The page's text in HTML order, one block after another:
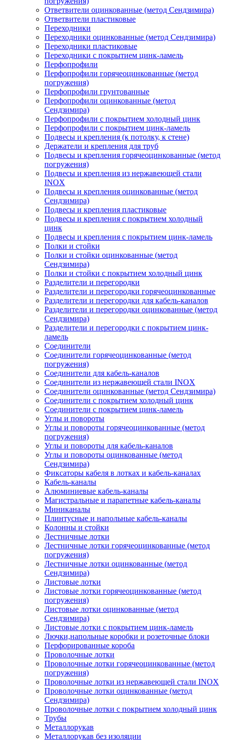
Ответвители оцинкованные (метод Сендзимира)
Ответвители пластиковые
Переходники
Переходники оцинкованные (метод Сендзимира)
Переходники пластиковые
Переходники с покрытием цинк-ламель
Перфопрофили
Перфопрофили горячеоцинкованные (метод
погружения)
Перфопрофили грунтованные
Перфопрофили оцинкованные (метод
Сендзимира)
Перфопрофили с покрытием холодный цинк
Перфопрофили с покрытием цинк-ламель
Подвесы и крепления (к потолку, к стене)
Держатели и крепления для труб
Подвесы и крепления горячеоцинкованные (метод
погружения)
Подвесы и крепления из нержавеющей стали
INOX
Подвесы и крепления оцинкованные (метод
Сендзимира)
Подвесы и крепления пластиковые
Подвесы и крепления с покрытием холодный
цинк
Подвесы и крепления с покрытием цинк-ламель
Полки и стойки
Полки и стойки оцинкованные (метод
Сендзимира)
Полки и стойки с покрытием холодный цинк
Разделители и перегородки
Разделители и перегородки горячеоцинкованные
Разделители и перегородки для кабель-каналов
Разделители и перегородки оцинкованные (метод
Сендзимира)
Разделители и перегородки с покрытием цинк-
ламель
Соединители
Соединители горячеоцинкованные (метод
погружения)
Соединители для кабель-каналов
Соединители из нержавеющей стали INOX
Соединители оцинкованные (метод Сендзимира)
Соединители с покрытием холодный цинк
Соединители с покрытием цинк-ламель
Углы и повороты
Углы и повороты горячеоцинкованные (метод
погружения)
Углы и повороты для кабель-каналов
Углы и повороты оцинкованные (метод
Сендзимира)
Фиксаторы кабеля в лотках и кабель-каналах
Кабель-каналы
Алюминиевые кабель-каналы
Магистральные и парапетные кабель-каналы
Миниканалы
Плинтусные и напольные кабель-каналы
Колонны и стойки
Лестничные лотки
Лестничные лотки горячеоцинкованные (метод
погружения)
Лестничные лотки оцинкованные (метод
Сендзимира)
Листовые лотки
Листовые лотки горячеоцинкованные (метод
погружения)
Листовые лотки оцинкованные (метод
Сендзимира)
Листовые лотки с покрытием цинк-ламель
Лючки,напольные коробки и розеточные блоки
Перфорированные короба
Проволочные лотки
Проволочные лотки горячеоцинкованные (метод
погружения)
Проволочные лотки из нержавеющей стали INOX
Проволочные лотки оцинкованные (метод
Сендзимира)
Проволочные лотки с покрытием холодный цинк
Трубы
Металлорукав
Металлорукав без изоляции